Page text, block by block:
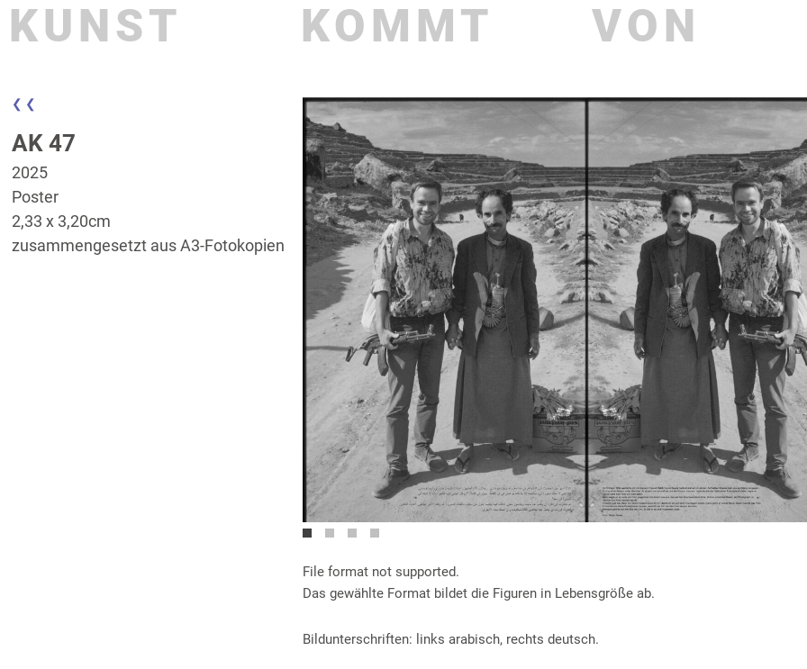
KUNST KOMMT VON
❮ ❮
AK 47
2025
Poster
2,33 x 3,20cm
zusammengesetzt aus A3-Fotokopien
File format not supported.
Das gewählte Format bildet die Figuren in Lebensgröße ab.
Bildunterschriften: links arabisch, rechts deutsch.